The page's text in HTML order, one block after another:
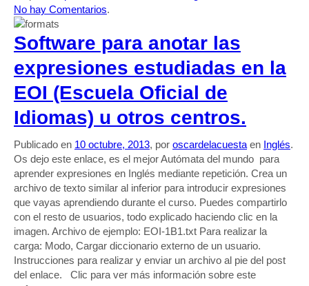
No hay Comentarios.
Software para anotar las
expresiones estudiadas en la
EOI (Escuela Oficial de
Idiomas) u otros centros.
Publicado en 10 octubre, 2013, por oscardelacuesta en Inglés.
Os dejo este enlace, es el mejor Autómata del mundo para
aprender expresiones en Inglés mediante repetición. Crea un
archivo de texto similar al inferior para introducir expresiones
que vayas aprendiendo durante el curso. Puedes compartirlo
con el resto de usuarios, todo explicado haciendo clic en la
imagen. Archivo de ejemplo: EOI-1B1.txt Para realizar la
carga: Modo, Cargar diccionario externo de un usuario.
Instrucciones para realizar y enviar un archivo al pie del post
del enlace. Clic para ver más información sobre este